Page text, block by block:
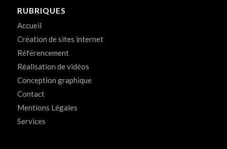
RUBRIQUES
Accueil
Création de sites internet
Référencement
Réalisation de vidéos
Conception graphique
Contact
Mentions Légales
Services